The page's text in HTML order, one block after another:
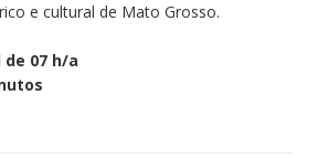
e cultural de Mato Grosso.
07 h/a